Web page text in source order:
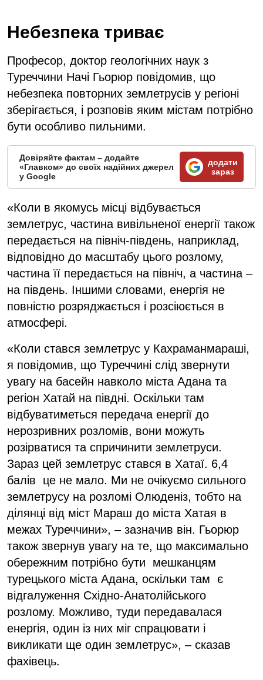
Небезпека триває
Професор, доктор геологічних наук з
Туреччини Начі Гьорюр повідомив, що
небезпека повторних землетрусів у регіоні
зберігається, і розповів яким містам потрібно
бути особливо пильними.
Довіряйте фактам – додайте
«Главком» до своїх надійних джерел
у Google
додати
зараз
«Коли в якомусь місці відбувається
землетрус, частина вивільненої енергії також
передається на північ-південь, наприклад,
відповідно до масштабу цього розлому,
частина її передається на північ, а частина –
на південь. Іншими словами, енергія не
повністю розряджається і розсіюється в
атмосфері.
«Коли стався землетрус у Кахраманмараші,
я повідомив, що Туреччині слід звернути
увагу на басейн навколо міста Адана та
регіон Хатай на півдні. Оскільки там
відбуватиметься передача енергії до
нерозривних розломів, вони можуть
розірватися та спричинити землетруси.
Зараз цей землетрус стався в Хатаї. 6,4
балів це не мало. Ми не очікуємо сильного
землетрусу на розломі Олюденіз, тобто на
ділянці від міст Мараш до міста Хатая в
межах Туреччини», – зазначив він. Гьорюр
також звернув увагу на те, що максимально
обережним потрібно бути мешканцям
турецького міста Адана, оскільки там є
відгалуження Східно-Анатолійського
розлому. Можливо, туди передавалася
енергія, один із них міг спрацювати і
викликати ще один землетрус», – сказав
фахівець.